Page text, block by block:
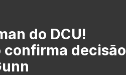
do DCU!
confirma decisão